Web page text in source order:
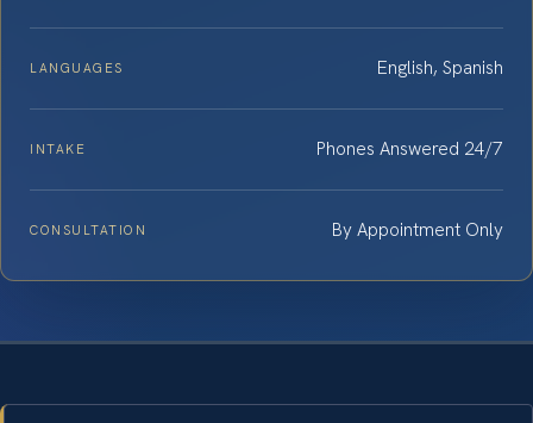
LANGUAGES English, Spanish
INTAKE Phones Answered 24/7
CONSULTATION By Appointment Only